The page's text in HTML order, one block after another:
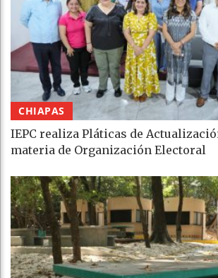
CHIAPAS
IEPC realiza Pláticas de
materia de Organización Electoral